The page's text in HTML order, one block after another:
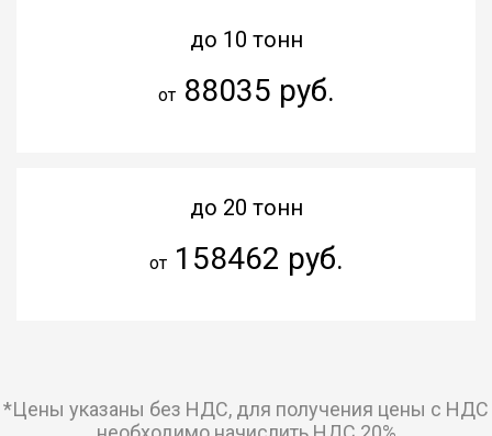
до 10 тонн
от88035 руб.
до 20 тонн
от158462 руб.
*Цены указаны без НДС, для получения цены с НДС